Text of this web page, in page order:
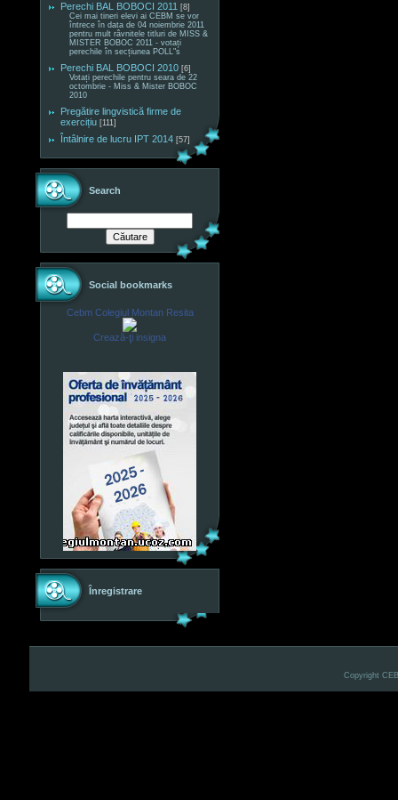
Perechi BAL BOBOCI 2011 [8]
Cei mai tineri elevi ai CEBM se vor
întrece în data de 04 noiembrie 2011
pentru mult râvnitele titluri de MISS &
MISTER BOBOC 2011 - votați
perechile în secțiunea POLL"s
Perechi BAL BOBOCI 2010 [6]
Votați perechile pentru seara de 22
octombrie - Miss & Mister BOBOC
2010
Pregătire lingvistică firme de
exercițiu [111]
Întâlnire de lucru IPT 2014 [57]
Search
Social bookmarks
Cebm Colegiul Montan Resita
Crează-ţi insigna
Înregistrare
Copyright